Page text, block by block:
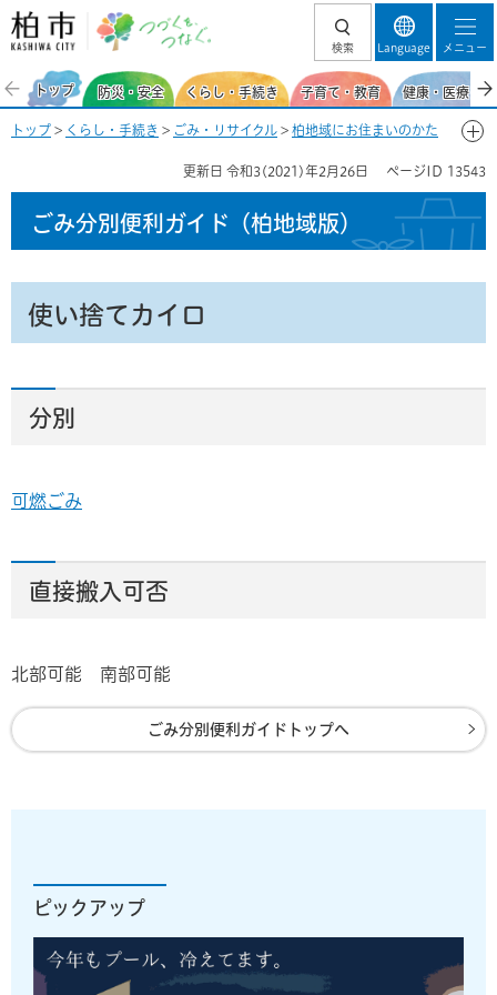
柏市 つづくを、
検索 Language メニュー
トップ 防災・安全 くらし・手続き 子育て・教育 健康・医療・
トップ > くらし・手続き > ごみ・リサイクル > 柏地域にお住まいのかた
更新日 令和3(2021)年2月26日 ページID 13543
ごみ分別便利ガイド （柏地域版）
使い捨てカイロ
分別
可燃ごみ
直接搬入可否
北部可能 南部可能
ごみ分別便利ガイドトップへ
ピックアップ